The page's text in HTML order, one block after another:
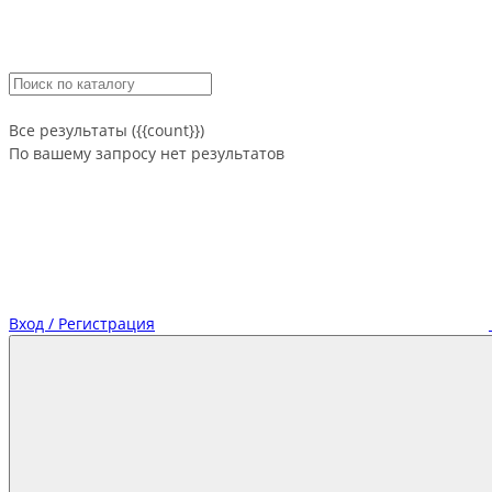
Все результаты ({{count}})
По вашему запросу нет результатов
Вход / Регистрация